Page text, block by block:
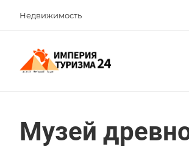
Недвижимость
Музей